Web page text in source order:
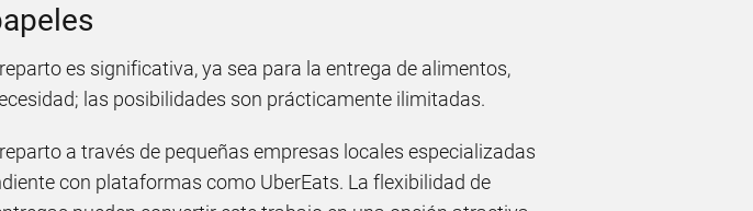
es significativa, ya sea para la entrega de alimentos,
las posibilidades son prácticamente ilimitadas.
a través de pequeñas empresas locales especializadas
con plataformas como UberEats. La flexibilidad de